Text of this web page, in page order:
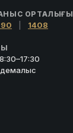
ОРТАЛЫҒЫ
1408
демалыс